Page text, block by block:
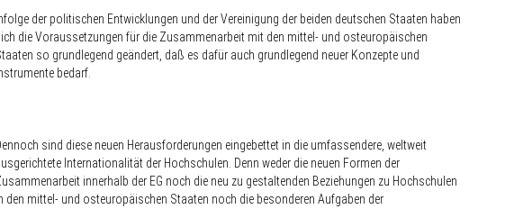
der politischen Entwicklungen und der Vereinigung der beiden deutschen Staaten haben
die Voraussetzungen für die Zusammenarbeit mit den mittel- und osteuropäischen
so grundlegend geändert, daß es dafür auch grundlegend neuer Konzepte und
bedarf.
sind diese neuen Herausforderungen eingebettet in die umfassendere, weltweit
Internationalität der Hochschulen. Denn weder die neuen Formen der
innerhalb der EG noch die neu zu gestaltenden Beziehungen zu Hochschulen
den mittel- und osteuropäischen Staaten noch die besonderen Aufgaben der